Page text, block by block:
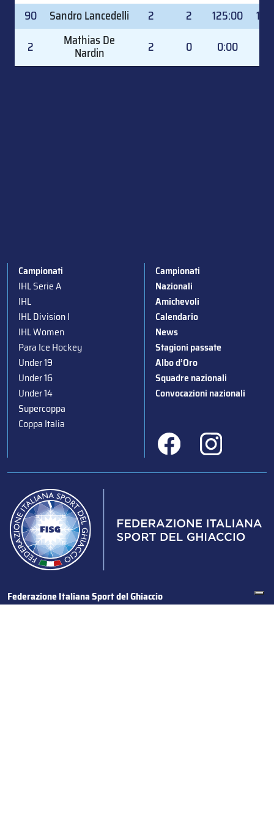
#
GOALKEEPER GD GP TOI
90 Sandro Lancedelli 2 2 125:00
2
Mathias De
Nardin 2 0 0:00
Campionati
IHL Serie A
IHL
IHL Division I
IHL Women
Para Ice Hockey
Under 19
Under 16
Under 14
Supercoppa
Coppa Italia
Campionati
Nazionali
Amichevoli
Calendario
News
Stagioni passate
Albo d’Oro
Squadre nazionali
Convocazioni nazionali
Federazione Italiana Sport del Ghiaccio